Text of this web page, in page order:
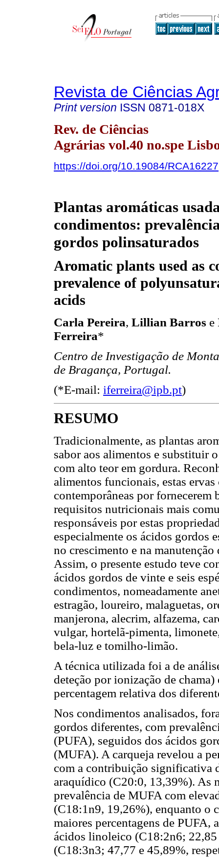
Revista de Ciências
Print version ISSN 0871-018X
Rev. de Ciências
Agrárias vol.40 no.spe
https://doi.org/10.19084/RCA16227
Plantas aromáticas
condimentos:
gordos polinsaturados
Aromatic plants used as
prevalence of
acids
Carla Pereira, Lillian Barros e
Ferreira*
Centro de Investigação de
de Bragança, Portugal.
(*E-mail: iferreira@ipb.pt)
RESUMO
Tradicionalmente, as plantas
sabor aos alimentos e substituir
com alto teor em gordura.
alimentos funcionais, estas
contemporâneas por
requisitos nutricionais mais
responsáveis por estas
especialmente os ácidos gordos
no crescimento e na
Assim, o presente estudo teve
ácidos gordos de vinte e seis
condimentos, nomeadamente
estragão, loureiro, malaguetas,
manjerona, alecrim, alfazema,
vulgar, hortelã-pimenta,
bela-luz e tomilho-limão.
A técnica utilizada foi a de
deteção por ionização de
percentagem relativa dos
Nos condimentos analisados,
gordos diferentes, com
(PUFA), seguidos dos ácidos
(MUFA). A carqueja revelou a
com a contribuição significativa
araquídico (C20:0, 13,39%). As
prevalência de MUFA com
(C18:1n9, 19,26%), enquanto o
maiores percentagens de PUFA,
ácidos linoleico (C18:2n6;
(C18:3n3; 47,77 e 45,89%,